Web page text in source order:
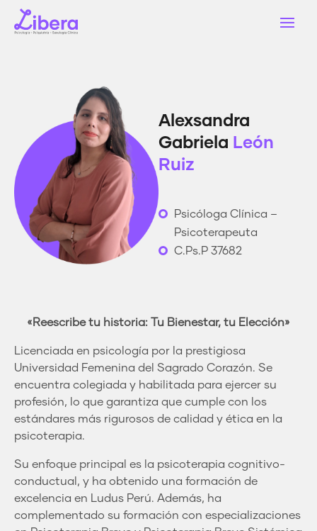
Alexsandra
Gabriela León
Ruiz
Psicóloga Clínica –
Psicoterapeuta
C.Ps.P 37682
«Reescribe tu historia: Tu Bienestar, tu Elección»
Licenciada en psicología por la prestigiosa
Universidad Femenina del Sagrado Corazón. Se
encuentra colegiada y habilitada para ejercer su
profesión, lo que garantiza que cumple con los
estándares más rigurosos de calidad y ética en la
psicoterapia.
Su enfoque principal es la psicoterapia cognitivo-
conductual, y ha obtenido una formación de
excelencia en Ludus Perú. Además, ha
complementado su formación con especializaciones